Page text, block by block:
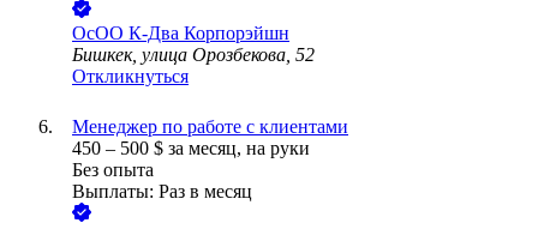
ОсОО К-Два Корпорэйшн
Бишкек, улица Орозбекова, 52
Откликнуться
Менеджер по работе с клиентами
450 – 500 $ за месяц, на руки
Без опыта
Выплаты: Раз в месяц